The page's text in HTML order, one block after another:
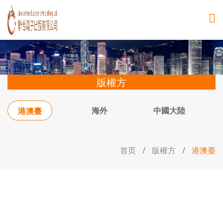
版權方
港澳臺 海外 中國大陸
首页 / 版權方 / 港澳臺